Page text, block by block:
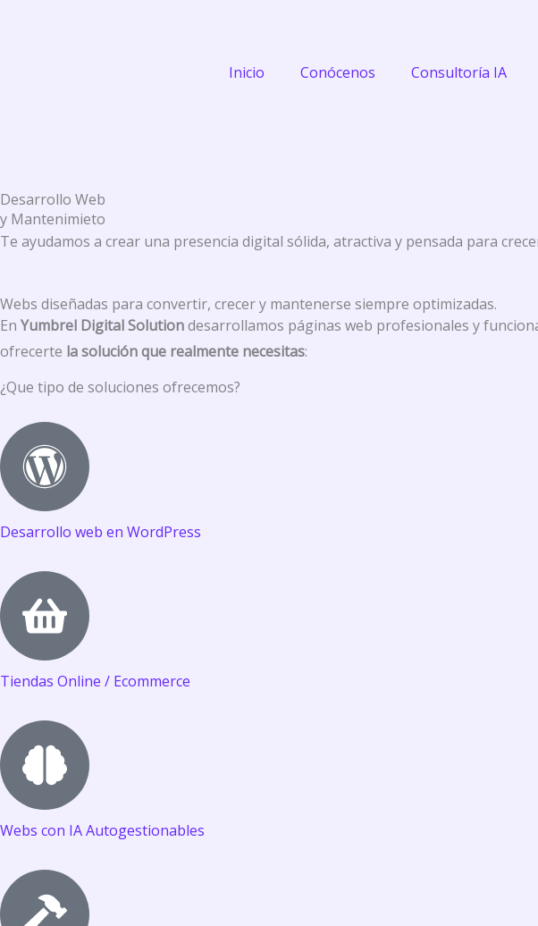
Inicio Conócenos Consultoría IA
Desarrollo Web
y Mantenimieto
Te ayudamos a crear una presencia digital sólida, atractiva y pensada para
Webs diseñadas para convertir, crecer y mantenerse siempre optimizadas.
En Yumbrel Digital Solutiondesarrollamos páginas web profesionales y
ofrecerte la solución que realmente necesitas:
¿Que tipo de soluciones ofrecemos?
Desarrollo web en WordPress
Tiendas Online / Ecommerce
Webs con IA Autogestionables